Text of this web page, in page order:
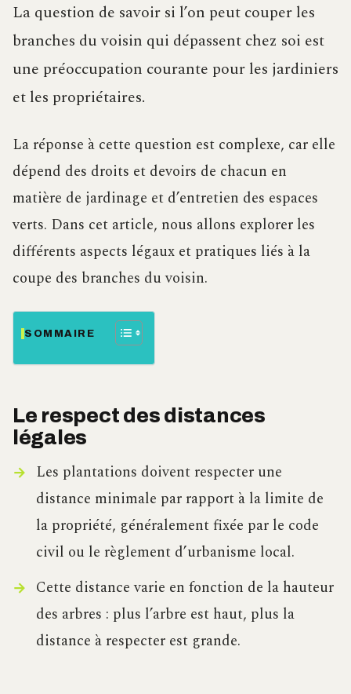
La question de savoir si l’on peut couper les
branches du voisin qui dépassent chez soi est
une préoccupation courante pour les jardiniers
et les propriétaires.
La réponse à cette question est complexe, car elle
dépend des droits et devoirs de chacun en
matière de jardinage et d’entretien des espaces
verts. Dans cet article, nous allons explorer les
différents aspects légaux et pratiques liés à la
coupe des branches du voisin.
SOMMAIRE
Le respect des distances
légales
Les plantations doivent respecter une
distance minimale par rapport à la limite de
la propriété, généralement fixée par le code
civil ou le règlement d’urbanisme local.
Cette distance varie en fonction de la hauteur
des arbres : plus l’arbre est haut, plus la
distance à respecter est grande.